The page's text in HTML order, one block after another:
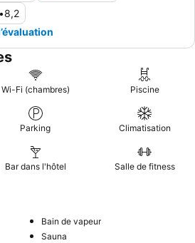
•8,2
Wi-Fi (chambres) Piscine
Parking Climatisation
Bar dans l'hôtel Salle de fitness
Bain de vapeur
Sauna